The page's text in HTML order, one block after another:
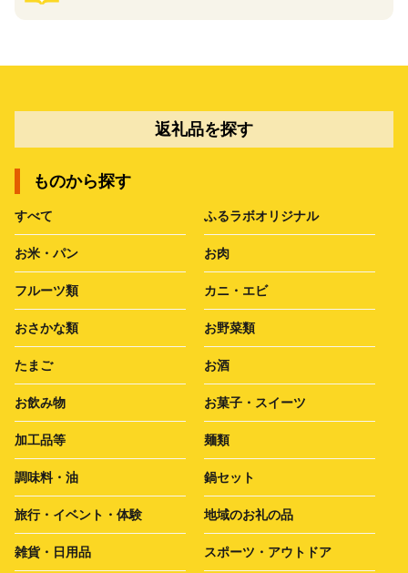
返礼品を探す
ものから探す
すべて ふるラボオリジナル
お米・パン お肉
フルーツ類 カニ・エビ
おさかな類 お野菜類
たまご お酒
お飲み物 お菓子・スイーツ
加工品等 麺類
調味料・油 鍋セット
旅行・イベント・体験 地域のお礼の品
雑貨・日用品 スポーツ・アウトドア